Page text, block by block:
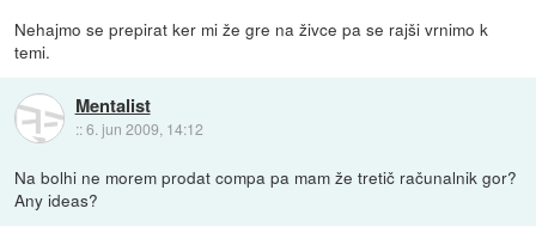
Nehajmo se prepirat ker mi že gre na živce pa se rajši vrnimo k
temi.
Mentalist
::6. jun 2009, 14:12
Na bolhi ne morem prodat compa pa mam že tretič računalnik gor?
Any ideas?